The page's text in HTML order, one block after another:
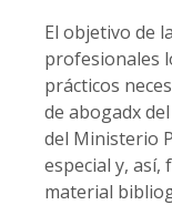
El objetivo de
profesionales
prácticos
de abogadx
del Ministerio
especial y, así,
material